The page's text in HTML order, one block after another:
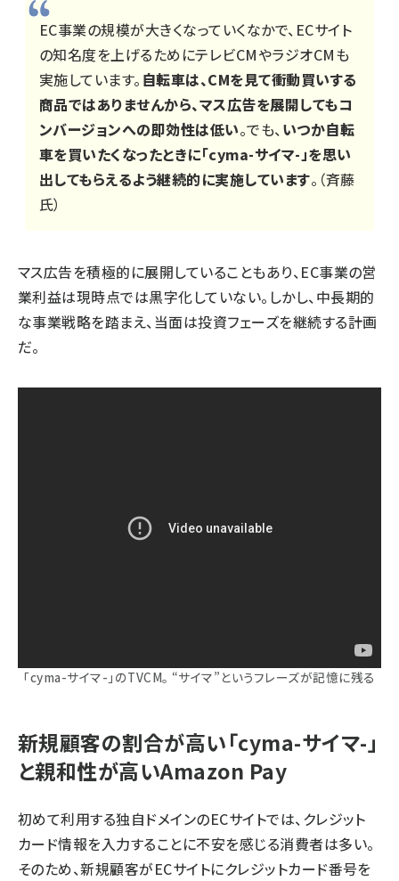
EC事業の規模が大きくなっていくなかで、ECサイト
の知名度を上げるためにテレビCMやラジオCMも
実施しています。 自転車は、CMを見て衝動買いする
商品ではありませんから、マス広告を展開してもコ
ンバージョンへの即効性は低い。でも、いつか自転
車を買いたくなったときに「cyma-サイマ-」を思い
出してもらえるよう継続的に実施しています。（斉藤
氏）
マス広告を積極的に展開していることもあり、EC事業の営
業利益は現時点では黒字化していない。しかし、中長期的
な事業戦略を踏まえ、当面は投資フェーズを継続する計画
だ。
「cyma-サイマ-」のTVCM。 “サイマ”というフレーズが記憶に残る
新規顧客の割合が高い「cyma-サイマ-」
と親和性が高いAmazon Pay
初めて利用する独自ドメインのECサイトでは、クレジット
カード情報を入力することに不安を感じる消費者は多い。
そのため、新規顧客がECサイトにクレジットカード番号を